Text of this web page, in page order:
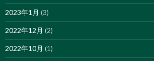
2023年1月 (3)
2022年12月 (2)
2022年10月 (1)